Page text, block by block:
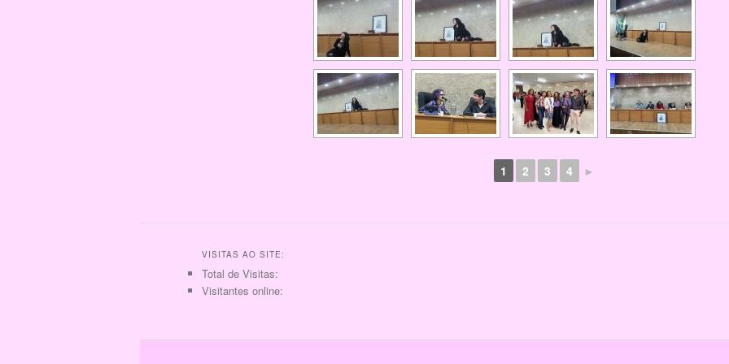
1 2 3 4 ►
VISITAS AO SITE:
Total de Visitas:
Visitantes online: